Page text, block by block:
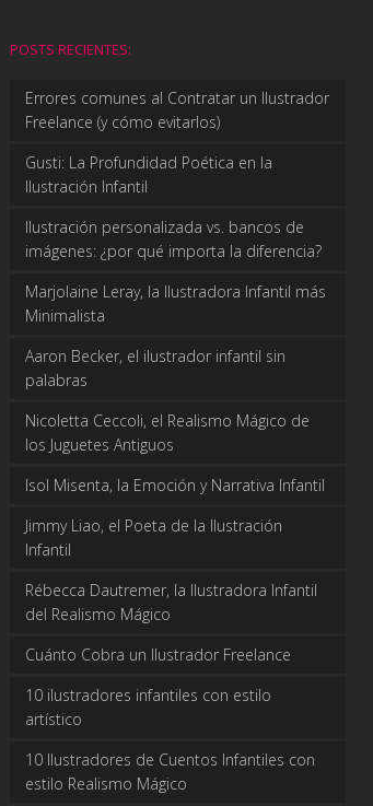
POSTS RECIENTES:
Errores comunes al Contratar un Ilustrador
Freelance (y cómo evitarlos)
Gusti: La Profundidad Poética en la
Ilustración Infantil
Ilustración personalizada vs. bancos de
imágenes: ¿por qué importa la diferencia?
Marjolaine Leray, la Ilustradora Infantil más
Minimalista
Aaron Becker, el ilustrador infantil sin
palabras
Nicoletta Ceccoli, el Realismo Mágico de
los Juguetes Antiguos
Isol Misenta, la Emoción y Narrativa Infantil
Jimmy Liao, el Poeta de la Ilustración
Infantil
Rébecca Dautremer, la Ilustradora Infantil
del Realismo Mágico
Cuánto Cobra un Ilustrador Freelance
10 ilustradores infantiles con estilo
artístico
10 Ilustradores de Cuentos Infantiles con
estilo Realismo Mágico